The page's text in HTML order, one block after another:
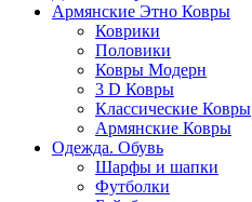
Армянские Этно Ковры
Коврики
Половики
Ковры Модерн
3 D Ковры
Классические Ковры
Армянские Ковры
Одежда. Обувь
Шарфы и шапки
Футболки